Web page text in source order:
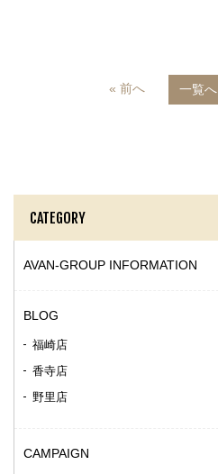
« 前へ 一覧へ
CATEGORY
AVAN-GROUP INFORMATION
BLOG
福崎店
香寺店
野里店
CAMPAIGN